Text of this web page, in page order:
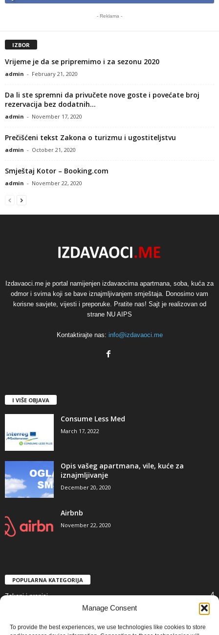
Manage Consent
To provide the best experiences, we use technologies like cookies to store
- Reklama -
IZBOR
Vrijeme je da se pripremimo i za sezonu 2020
admin - February 21, 2020
Da li ste spremni da privučete nove goste i povećate broj
rezervacija bez dodatnih...
admin - November 17, 2020
Prečišćeni tekst Zakona o turizmu i ugostiteljstvu
admin - October 21, 2020
Smještaj Kotor – Booking.com
admin - November 22, 2020
Izdavaoci.me je portal namijenjen izdavaocima apartmana, soba, kuća za
odmor i svima koji se bave iznajmljivanjem smještaja. Donosimo vam
korisne savjete, vijesti i preporuke. Pratite nas! Sajt je realizovan od
strane NU AIPS
Kontaktirajte nas: info@izdavaoci.me
I VIŠE OBJAVA
Consume Less Med
March 17, 2022
Opis vašeg apartmana, vile, kuće za
iznajmljivanje
December 20, 2020
Airbnb
November 22, 2020
POPULARNA KATEGORIJA
Zakoni i propisi 4
Novosti